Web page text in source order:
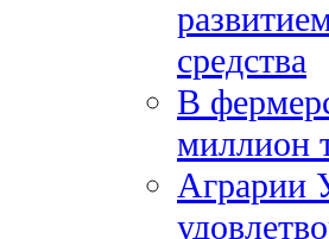
средства
В
миллион
Аграрии